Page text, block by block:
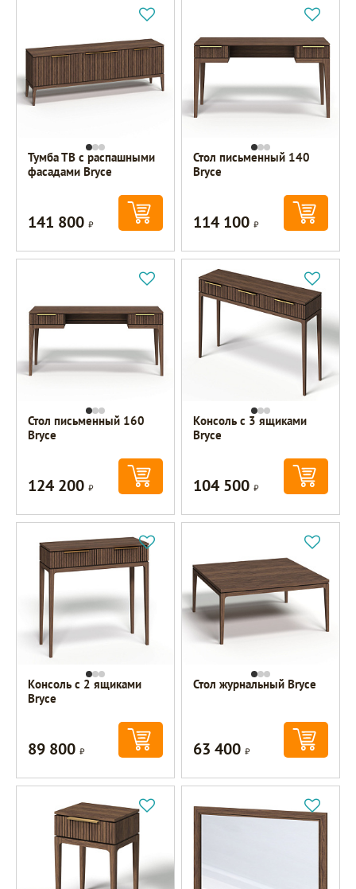
Тумба ТВ с распашными
фасадами Bryce
141 800Р
Стол письменный 140
Bryce
114 100Р
Стол письменный 160
Bryce
124 200Р
Консоль с 3 ящиками
Bryce
104 500Р
Консоль с 2 ящиками
Bryce
89 800Р
Стол журнальный Bryce
63 400Р